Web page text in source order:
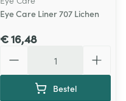
Eye Care Liner 707 Lichen
€ 16,48
Bestel